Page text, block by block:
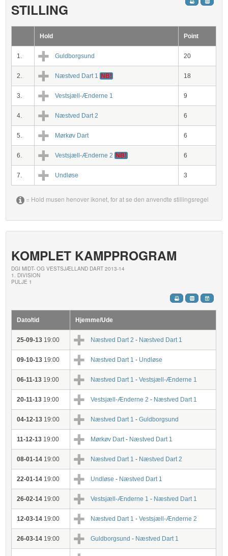
STILLING
Hold Point
1. Guldborgsund 20
2. Næstved Dart 1 NB! 18
3. Vestsjæll-Ænderne 1 9
4. Næstved Dart 2 6
5. Mørkøv Dart 6
6. Vestsjæll-Ænderne 2 NB! 6
7. Undløse 3
= Hold musen henover ikonet, for at se den anvendte stillingsregel
KOMPLET KAMPPROGRAM
DGI MIDT- OG VESTSJÆLLAND DART 2013-14
1. DIVISION
PULJE 1
Dato/tid Hjemme/Ude
25-09-13 19:00 Næstved Dart 2 - Næstved Dart 1
09-10-13 19:00 Næstved Dart 1 - Undløse
06-11-13 19:00 Næstved Dart 1 -Vestsjæll-Ænderne 1
20-11-13 19:00 Vestsjæll-Ænderne 2 - Næstved Dart 1
04-12-13 19:00 Næstved Dart 1 -Guldborgsund
11-12-13 19:00 Mørkøv Dart- Næstved Dart 1
08-01-14 19:00 Næstved Dart 1 - Næstved Dart 2
22-01-14 19:00 Undløse - Næstved Dart 1
26-02-14 19:00 Vestsjæll-Ænderne 1 - Næstved Dart 1
12-03-14 19:00 Næstved Dart 1 -Vestsjæll-Ænderne 2
26-03-14 19:00 Guldborgsund- Næstved Dart 1